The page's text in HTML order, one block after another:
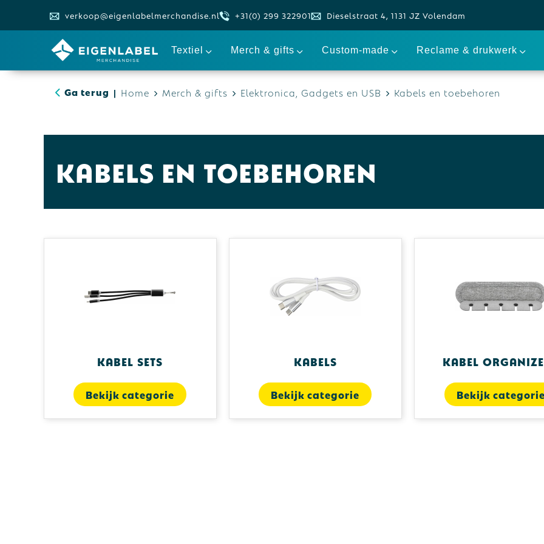
verkoop@eigenlabelmerchandise.nl +31(0) 299 322901 Dieselstraat 4, 1131 JZ Volendam
Textiel Merch & gifts Custom-made Reclame & drukwerk
Ga terug | Home Merch & gifts Elektronica, Gadgets en USB Kabels en toebehoren
Kabels en toebehoren
Kabel sets
Bekijk categorie
Kabels
Bekijk categorie
Kabel
Bekijk categorie